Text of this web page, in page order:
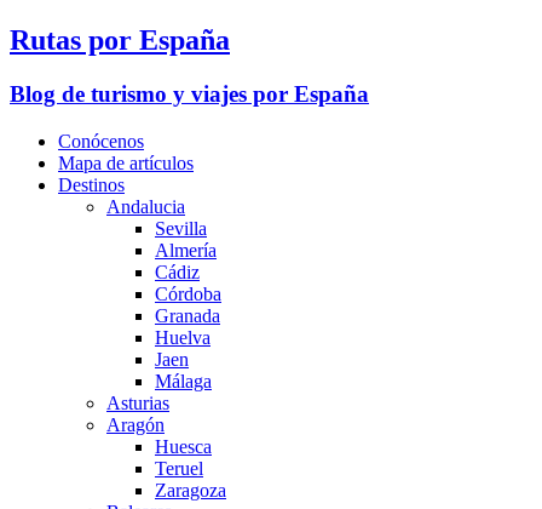
Rutas por España
Blog de turismo y viajes por España
Conócenos
Mapa de artículos
Destinos
Andalucia
Sevilla
Almería
Cádiz
Córdoba
Granada
Huelva
Jaen
Málaga
Asturias
Aragón
Huesca
Teruel
Zaragoza